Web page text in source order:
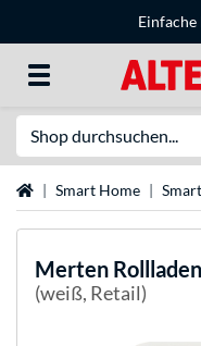
StartseiteSmart Home
Merten
(weiß, Retail)